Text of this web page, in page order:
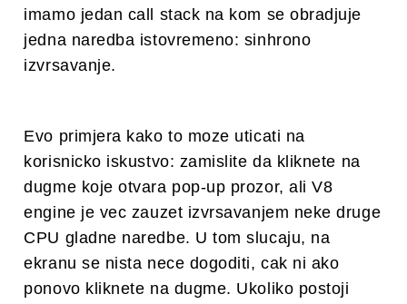
imamo jedan call stack na kom se obradjuje
jedna naredba istovremeno: sinhrono
izvrsavanje.
Evo primjera kako to moze uticati na
korisnicko iskustvo: zamislite da kliknete na
dugme koje otvara pop-up prozor, ali V8
engine je vec zauzet izvrsavanjem neke druge
CPU gladne naredbe. U tom slucaju, na
ekranu se nista nece dogoditi, cak ni ako
ponovo kliknete na dugme. Ukoliko postoji